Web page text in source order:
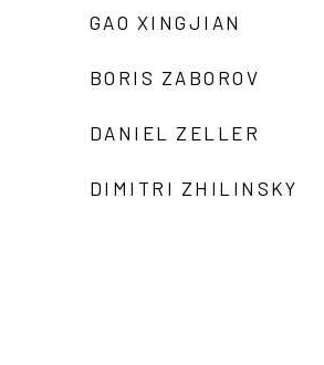
GAO XINGJIAN
BORIS ZABOROV
DANIEL ZELLER
DIMITRI ZHILINSKY